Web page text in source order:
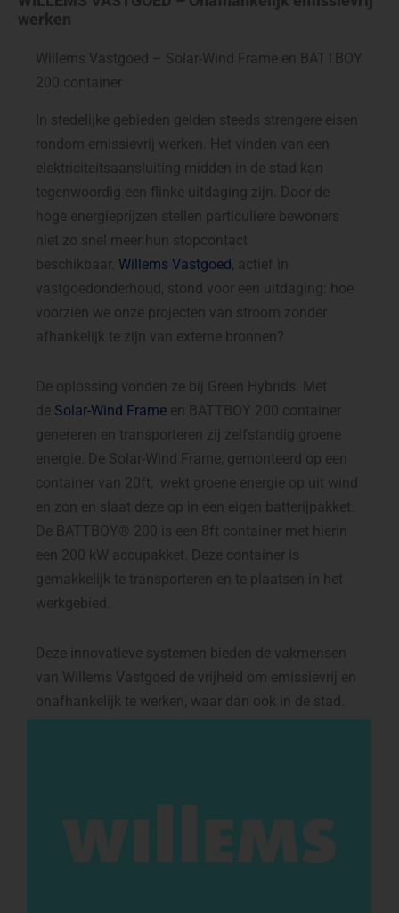
werken
Willems Vastgoed – Solar-Wind Frame en BATTBOY
200 container
In stedelijke gebieden gelden steeds strengere eisen
rondom emissievrij werken. Het vinden van een
elektriciteitsaansluiting midden in de stad kan
tegenwoordig een flinke uitdaging zijn. Door de
hoge energieprijzen stellen particuliere bewoners
niet zo snel meer hun stopcontact
beschikbaar. Willems Vastgoed, actief in
vastgoedonderhoud, stond voor een uitdaging: hoe
voorzien we onze projecten van stroom zonder
afhankelijk te zijn van externe bronnen?
De oplossing vonden ze bij Green Hybrids. Met
de Solar-Wind Frame en BATTBOY 200 container
genereren en transporteren zij zelfstandig groene
energie. De Solar-Wind Frame, gemonteerd op een
container van 20ft, wekt groene energie op uit wind
en zon en slaat deze op in een eigen batterijpakket.
De BATTBOY® 200 is een 8ft container met hierin
een 200 kW accupakket. Deze container is
gemakkelijk te transporteren en te plaatsen in het
werkgebied.
Deze innovatieve systemen bieden de vakmensen
van Willems Vastgoed de vrijheid om emissievrij en
onafhankelijk te werken, waar dan ook in de stad.